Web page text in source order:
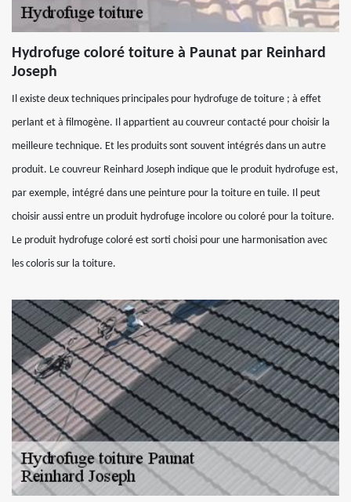
Hydrofuge coloré toiture à Paunat par Reinhard
Joseph
Il existe deux techniques principales pour hydrofuge de toiture ; à effet
perlant et à filmogène. Il appartient au couvreur contacté pour choisir la
meilleure technique. Et les produits sont souvent intégrés dans un autre
produit. Le couvreur Reinhard Joseph indique que le produit hydrofuge est,
par exemple, intégré dans une peinture pour la toiture en tuile. Il peut
choisir aussi entre un produit hydrofuge incolore ou coloré pour la toiture.
Le produit hydrofuge coloré est sorti choisi pour une harmonisation avec
les coloris sur la toiture.